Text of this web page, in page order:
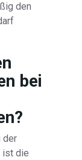
den
bei
der
ist die